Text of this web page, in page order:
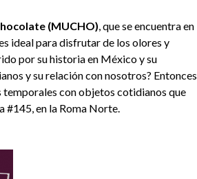
(MUCHO), que se encuentra en
ideal para disfrutar de los olores y
por su historia en México y su
y su relación con nosotros? Entonces
con objetos cotidianos que
#145, en la Roma Norte.